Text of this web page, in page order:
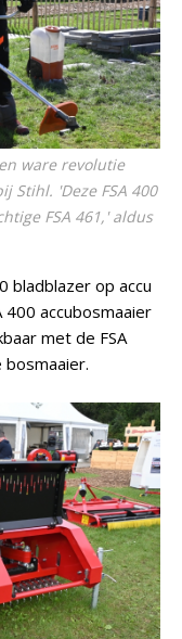
ware revolutie
Stihl. 'Deze FSA 400
FSA 461,' aldus
bladblazer op accu
400 accubosmaaier
met de FSA